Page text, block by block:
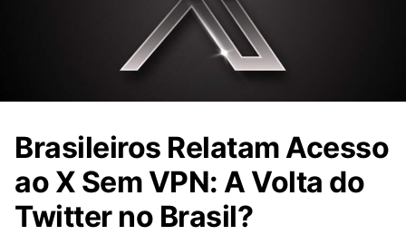
Brasileiros Relatam Acesso
ao X Sem VPN: A Volta do
Twitter no Brasil?